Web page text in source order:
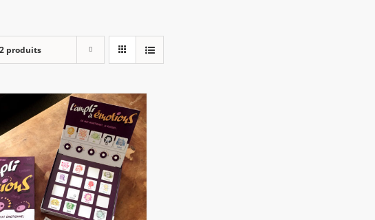
produits